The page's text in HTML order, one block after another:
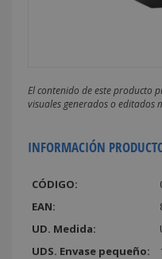
El contenido de este producto
visuales generados o editados
INFORMACIÓN
CÓDIGO:
EAN:
UD. Medida:
UDS. Envase pequeño: